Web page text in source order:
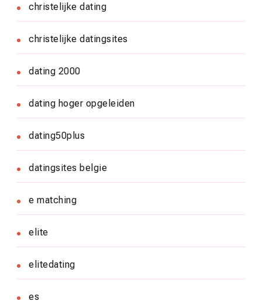
christelijke dating
christelijke datingsites
dating 2000
dating hoger opgeleiden
dating50plus
datingsites belgie
e matching
elite
elitedating
es